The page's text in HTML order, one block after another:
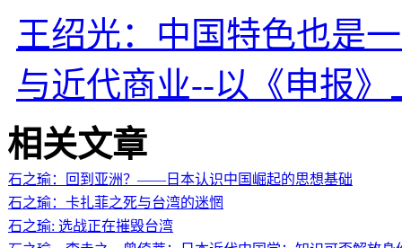
王绍光：中国特色也是
与近代商业--以《申报
相关文章
石之瑜：回到亚洲？——日本认识中国崛起的思想基础
石之瑜：卡扎菲之死与台湾的迷惘
石之瑜: 选战正在摧毁台湾